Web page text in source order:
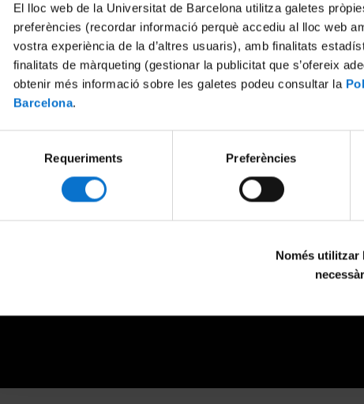
El lloc web de la Universitat de Barcelona utilitza galetes
preferències (recordar informació perquè accediu al lloc web
vostra experiència de la d’altres usuaris), amb finalitats
finalitats de màrqueting (gestionar la publicitat que s’ofereix
obtenir més informació sobre les galetes podeu consultar la
Barcelona.
consentiment
Requeriments Preferències
Només utilitzar
Try